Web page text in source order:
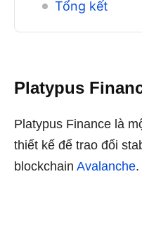
Tổng kết
Platypus
Platypus Finance là
thiết kế để trao đổi
blockchain Avalanche.